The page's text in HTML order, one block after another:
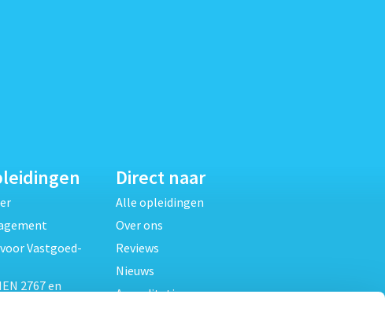
Vastgoed-
2767 en
Direct naar
Alle opleidingen
Over ons
Reviews
Nieuws
Accreditaties